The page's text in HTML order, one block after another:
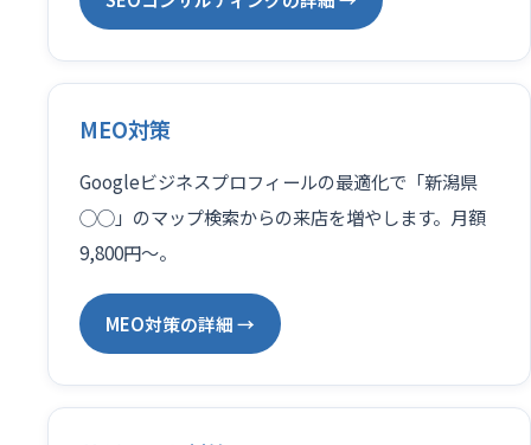
MEO対策
Googleビジネスプロフィールの最適化で「新潟県
◯◯」のマップ検索からの来店を増やします。月額
9,800円〜。
MEO対策の詳細 →